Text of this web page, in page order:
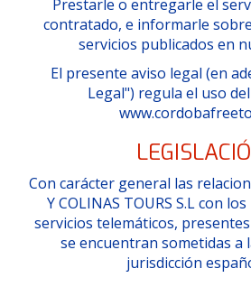
Prestarle o entregarle el
contratado, e informarle
servicios publicados en
El presente aviso legal (en
Legal") regula el uso
Con carácter general las
Y COLINAS TOURS S.L con
servicios telemáticos,
se encuentran sometidas a
jurisdicción